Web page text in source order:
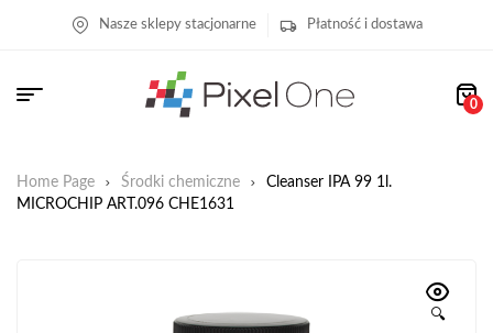
Nasze sklepy stacjonarne Płatność i dostawa
0
Home Page Środki chemiczne
Cleanser IPA 99 1l.
MICROCHIP ART.096 CHE1631
🔍